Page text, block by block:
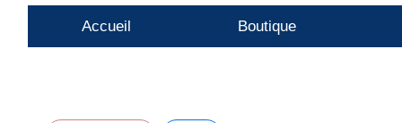
Accueil Boutique